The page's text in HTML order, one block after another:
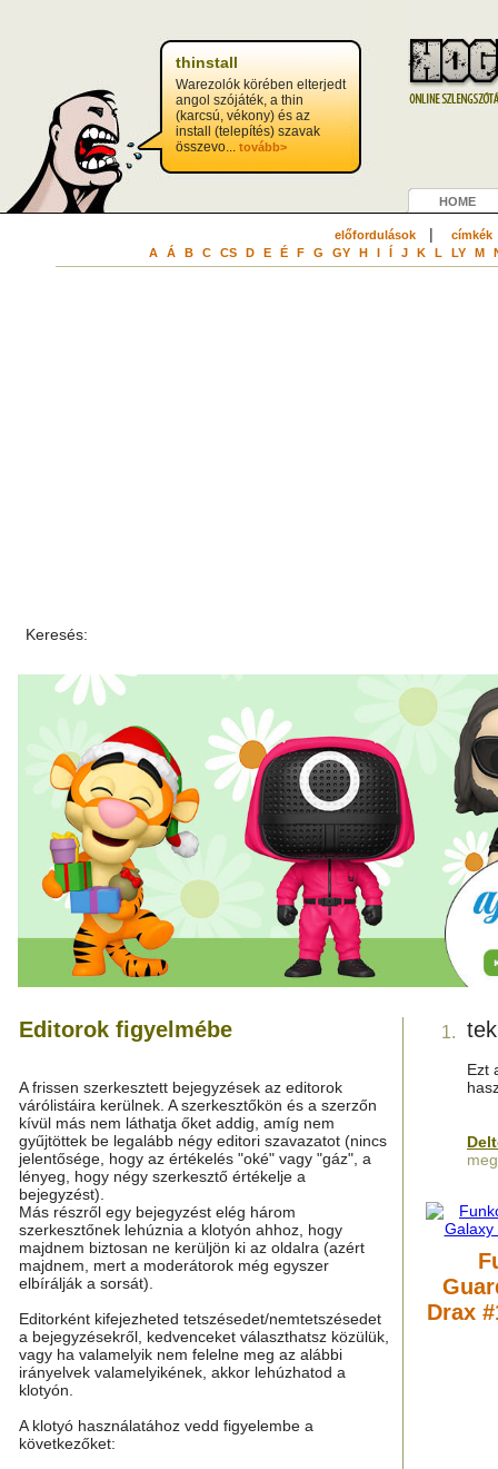
thinstall
Warezolók körében elterjedt
angol szójáték, a thin
(karcsú, vékony) és az
install (telepítés) szavak
összevo... tovább>
HOME
előfordulások| címkék
A Á B C CS D E É F G GY H I Í J K L LY M
Keresés:
Editorok figyelmébe
A frissen szerkesztett bejegyzések az editorok
várólistáira kerülnek. A szerkesztőkön és a szerzőn
kívül más nem láthatja őket addig, amíg nem
gyűjtöttek be legalább négy editori szavazatot (nincs
jelentősége, hogy az értékelés "oké" vagy "gáz", a
lényeg, hogy négy szerkesztő értékelje a
bejegyzést).
Más részről egy bejegyzést elég három
szerkesztőnek lehúznia a klotyón ahhoz, hogy
majdnem biztosan ne kerüljön ki az oldalra (azért
majdnem, mert a moderátorok még egyszer
elbírálják a sorsát).
Editorként kifejezheted tetszésedet/nemtetszésedet
a bejegyzésekről, kedvenceket választhatsz közülük,
vagy ha valamelyik nem felelne meg az alábbi
irányelvek valamelyikének, akkor lehúzhatod a
klotyón.
A klotyó használatához vedd figyelembe a
következőket:
1.
Ezt
Drax